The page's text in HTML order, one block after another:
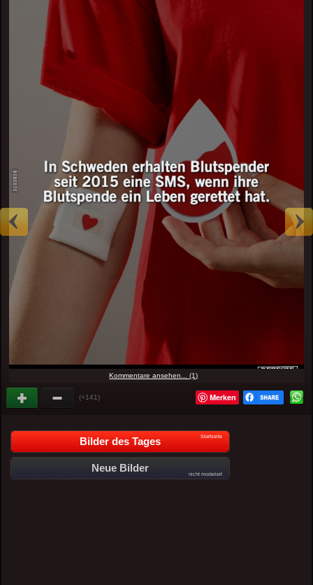
Kommentare ansehen... (1)
(+141) Merken
Bilder des Tages Startseite
Neue Bilder
nicht moderiert